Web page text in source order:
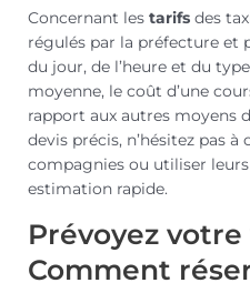
Concernant les tarifs des
régulés par la préfecture et
du jour, de l’heure et du
moyenne, le coût d’une
rapport aux autres moyens
devis précis, n’hésitez pas
compagnies ou utiliser
estimation rapide.
Prévoyez votre
Comment